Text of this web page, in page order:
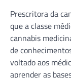
Prescritora da
que a classe
cannabis
de
voltado aos
aprender as